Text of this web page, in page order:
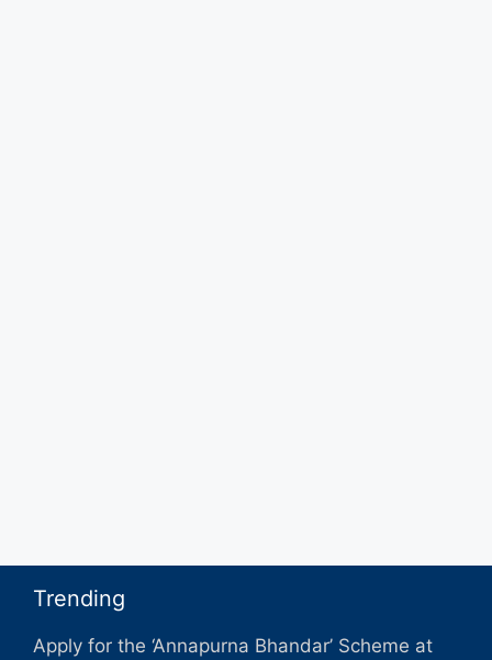
Trending
Apply for the ‘Annapurna Bhandar’ Scheme at